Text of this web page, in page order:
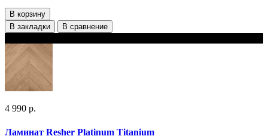
В корзину
В закладки
В сравнение
4 990 р.
Ламинат Resher Platinum Titanium